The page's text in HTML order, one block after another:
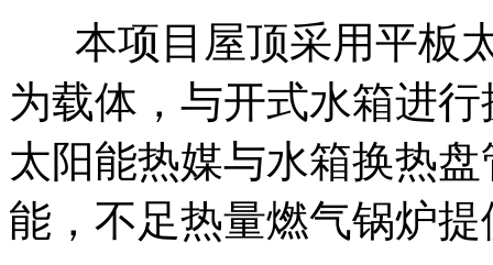
本项目屋顶采用平板
为载体，与开式水箱进
太阳能热媒与水箱换热
能，不足热量燃气锅炉提